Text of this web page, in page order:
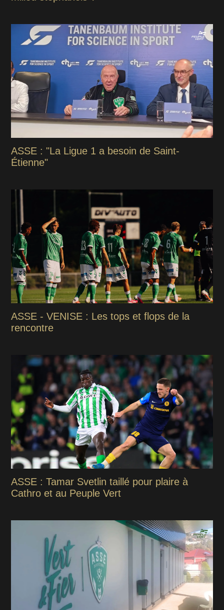
ASSE : "La Ligue 1 a besoin de Saint-
Étienne"
ASSE - VENISE : Les tops et flops de la
rencontre
ASSE : Tamar Svetlin taillé pour plaire à
Cathro et au Peuple Vert